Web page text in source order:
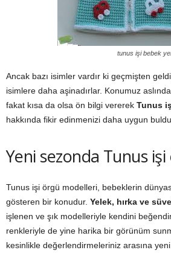
tunus işi bebek
Ancak bazı isimler vardır ki geçmişten
isimlere daha aşinadırlar. Konumuz
fakat kısa da olsa ön bilgi vererek Tunus
hakkında fikir edinmenizi daha uygun
Yeni sezonda Tunus
Tunus işi örgü modelleri, bebeklerin
gösteren bir konudur. Yelek, hırka ve
işlenen ve şık modelleriyle kendini
renkleriyle de yine harika bir görünüm
kesinlikle değerlendirmeleriniz arasına